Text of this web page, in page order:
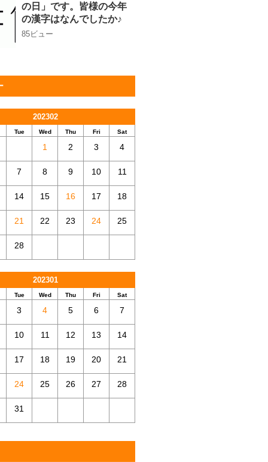
の日」です。皆様の今年
の漢字はなんでしたか♪
85ビュー
202302
Tue Wed Thu Fri Sat
1 2 3 4
7 8 9 10 11
14 15 16 17 18
21 22 23 24 25
28
202301
Tue Wed Thu Fri Sat
3 4 5 6 7
10 11 12 13 14
17 18 19 20 21
24 25 26 27 28
31